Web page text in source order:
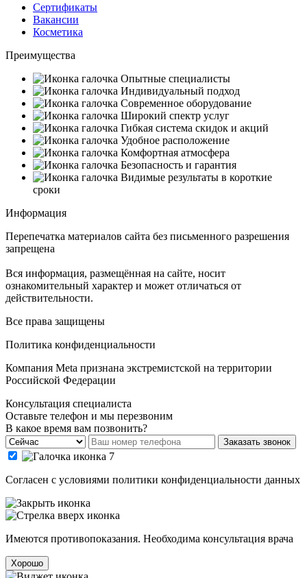
Сертификаты
Вакансии
Косметика
Преимущества
Опытные специалисты
Индивидуальный подход
Современное оборудование
Широкий спектр услуг
Гибкая система скидок и акций
Удобное расположение
Комфортная атмосфера
Безопасность и гарантия
Видимые результаты в короткие
сроки
Информация
Перепечатка материалов сайта без письменного разрешения
запрещена
Вся информация, размещённая на сайте, носит
ознакомительный характер и может отличаться от
действительности.
Все права защищены
Политика конфиденциальности
Компания Meta признана экстремистской на территории
Российской Федерации
Консультация специалиста
Оставьте телефон и мы перезвоним
В какое время вам позвонить?
Заказать звонок
Cогласен с условиями политики конфиденциальности данных
Имеются противопоказания. Необходима консультация врача
Хорошо